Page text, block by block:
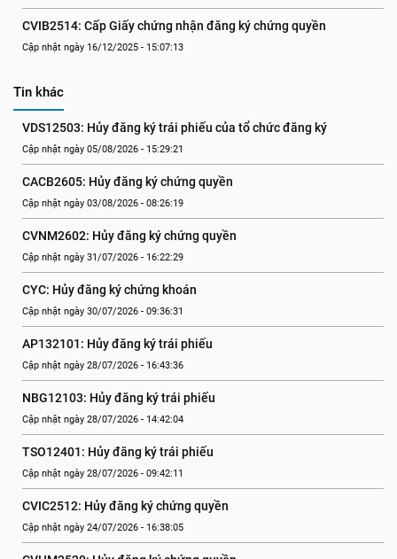
CVIB2514: Cấp Giấy chứng nhận đăng ký chứng quyền
Cập nhật ngày 16/12/2025 - 15:07:13
Tin khác
VDS12503: Hủy đăng ký trái phiếu của tổ chức đăng ký
Cập nhật ngày 05/08/2026 - 15:29:21
CACB2605: Hủy đăng ký chứng quyền
Cập nhật ngày 03/08/2026 - 08:26:19
CVNM2602: Hủy đăng ký chứng quyền
Cập nhật ngày 31/07/2026 - 16:22:29
CYC: Hủy đăng ký chứng khoán
Cập nhật ngày 30/07/2026 - 09:36:31
AP132101: Hủy đăng ký trái phiếu
Cập nhật ngày 28/07/2026 - 16:43:36
NBG12103: Hủy đăng ký trái phiếu
Cập nhật ngày 28/07/2026 - 14:42:04
TSO12401: Hủy đăng ký trái phiếu
Cập nhật ngày 28/07/2026 - 09:42:11
CVIC2512: Hủy đăng ký chứng quyền
Cập nhật ngày 24/07/2026 - 16:38:05